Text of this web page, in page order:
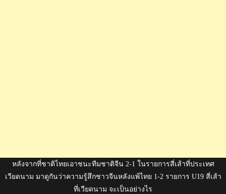
หลังจากที่ชาติไทยเอาชนะทีมชาติจีน 2-1 ในรายการสี่เส้าที่ประเทศ
เวียดนาม มาดูกันว่าความรู้สึกชาวจีนหลังแพ้ไทย 1-2 รายการ U19 สี่เส้า
ที่เวียดนาม จะเป็นอย่างไร